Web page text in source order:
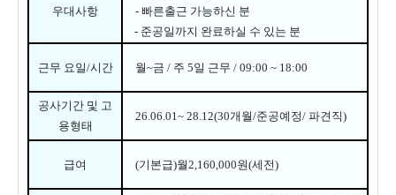
우대사항
- 빠른출근 가능하신 분
- 준공일까지 완료하실 수 있는 분
근무 요일/시간 월~금 / 주 5일 근무 / 09:00 ~ 18:00
공사기간 및 고
용형태
26.06.01~ 28.12(30개월/준공예정/ 파견직)
급여 (기본급)월2,160,000원(세전)